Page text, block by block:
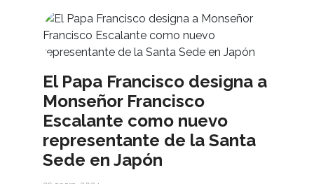
El Papa Francisco designa a
Monseñor Francisco
Escalante como nuevo
representante de la Santa
Sede en Japón